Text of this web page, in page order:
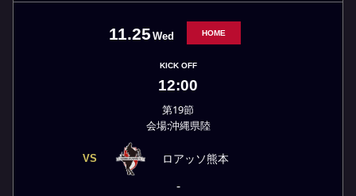
11.25 Wed HOME
KICK OFF
12:00
第19節
会場:沖縄県陸
VS ロアッソ熊本
-